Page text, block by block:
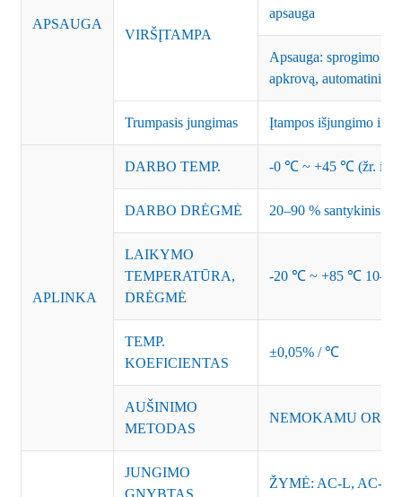
APSAUGA
VIRŠĮTAMPA
apsauga
Apsauga: sprogimo
apkrovą, automatinis
Trumpasis jungimas Įtampos išjungimo ir
APLINKA
DARBO TEMP. -0 ℃ ~ +45 ℃ (žr.
DARBO DRĖGMĖ 20–90 % santykinis
LAIKYMO
TEMPERATŪRA,
DRĖGMĖ
-20 ℃ ~ +85 ℃ 10–95
TEMP.
KOEFICIENTAS
±0,05% / ℃
AUŠINIMO
METODAS
NEMOKAMU ORU
JUNGIMO
GNYBTAS
ŽYMĖ: AC-L, AC-N,